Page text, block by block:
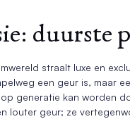
duurste
straalt luxe en
een geur is, maar
generatie kan worden
louter geur; ze